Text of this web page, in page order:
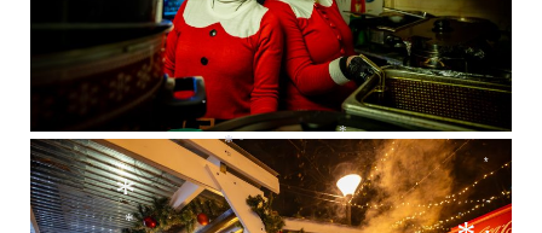
*
*
*
*
*
*
*
*